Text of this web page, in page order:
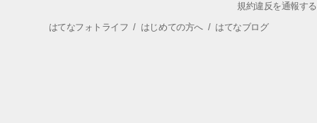
規約違反を通報する
はてなフォトライフ / はじめての方へ/ はてなブログ